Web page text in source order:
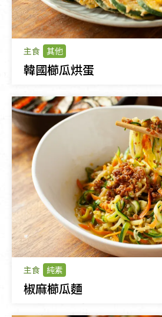
主食 其他
韓國櫛瓜烘蛋
主食 純素
椒麻櫛瓜麵